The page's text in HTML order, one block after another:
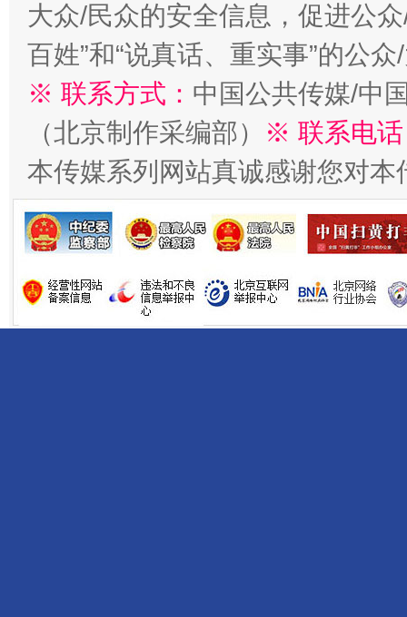
大众/民众的安全信息，促进公
百姓”和“说真话、重实事”的公
※ 联系方式： 中国公共传媒/中
（北京制作采编部）
※ 联系电
本传媒系列网站真诚感谢您对